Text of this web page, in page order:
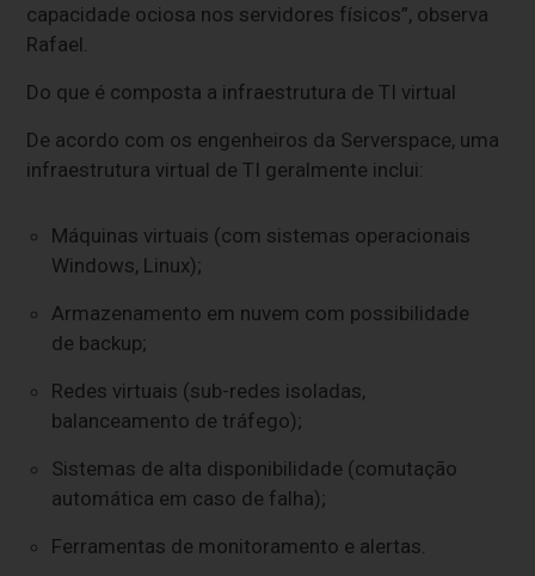
capacidade ociosa nos servidores físicos”, observa
Rafael.
Do que é composta a infraestrutura de TI virtual
De acordo com os engenheiros da Serverspace, uma
infraestrutura virtual de TI geralmente inclui:
Máquinas virtuais (com sistemas operacionais
Windows, Linux);
Armazenamento em nuvem com possibilidade
de backup;
Redes virtuais (sub-redes isoladas,
balanceamento de tráfego);
Sistemas de alta disponibilidade (comutação
automática em caso de falha);
Ferramentas de monitoramento e alertas.